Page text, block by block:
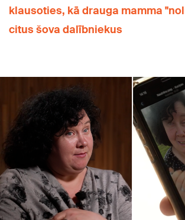
klausoties, kā drauga mamma
citus šova dalībniekus